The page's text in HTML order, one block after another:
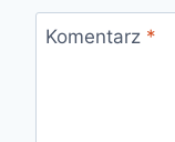
Komentarz *